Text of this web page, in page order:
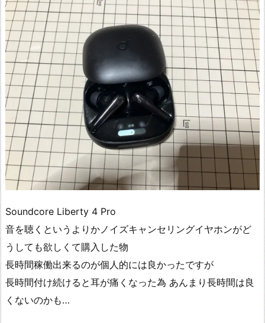
Soundcore Liberty 4 Pro
音を聴くというよりかノイズキャンセリングイヤホンがど
うしても欲しくて購入した物
長時間稼働出来るのが個人的には良かったですが
長時間付け続けると耳が痛くなった為 あんまり長時間は良
くないのかも…